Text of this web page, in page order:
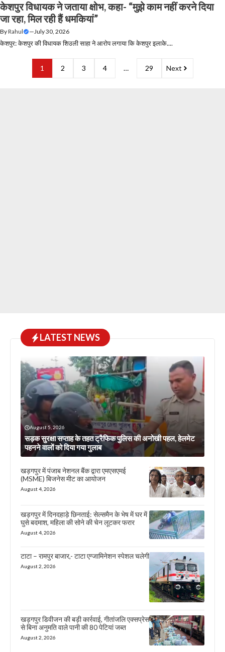
केशपुर विधायक ने जताया क्षोभ, कहा- “मुझे काम नहीं करने दिया
जा रहा, मिल रही हैं धमकियां”
ByRahul —July 30, 2026
केशपुर: केशपुर की विधायक शिउली साहा ने आरोप लगाया कि केशपुर इलाके....
1 2 3 4 … 29 Next
LATEST NEWS
August 5, 2026
सड़क सुरक्षा सप्ताह के तहत ट्रैफिक पुलिस की अनोखी पहल, हेलमेट
पहनने वालों को दिया गया गुलाब
खड़गपुर में पंजाब नेशनल बैंक द्वारा एमएसएमई
(MSME) बिजनेस मीट का आयोजन
August 4, 2026
खड़गपुर में दिनदहाड़े छिनताई: सेल्समैन के भेष में घर में
घुसे बदमाश, महिला की सोने की चेन लूटकर फरार
August 4, 2026
टाटा – रामपुर बाजार,- टाटा एग्जामिनेशन स्पेशल चलेगी
August 2, 2026
खड़गपुर डिवीजन की बड़ी कार्रवाई, गीतांजलि एक्सप्रेस
से बिना अनुमति वाले पानी की 80 पेटियां जब्त
August 2, 2026